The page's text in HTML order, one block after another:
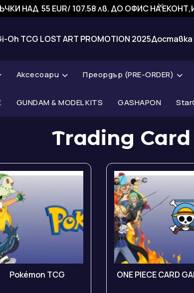
НАД 55 EUR/ 107.58 лв. ДО ОФИС НА
Oh TCG LOST ART PROMOTION 2025Доставка
Аксесоари Преордър (PRE-ORDER)
GUNDAM & MODEL KITS GASHAPON
Trading Card
Pokémon TCG ONE PIECE CARD